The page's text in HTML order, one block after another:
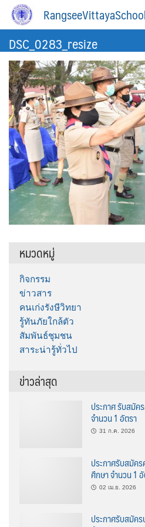
Skip
RangseeVittayaSchool
DSC_0283_resize
หมวดหมู่
กิจกรรม
ข่าวสาร
คนเก่งรังษีวิทยา
รู้ทันภัยใกล้ตัว
สัมพันธ์ชุมชน
สาระน่ารู้ทั่วไป
ข่าวล่าสุด
ประกาศ รับสมั
จำนวน 1 อัตรา
31 ก.ค. 2026
ประกาศรับสมัค
ศึกษา จำนวน 1
02 เม.ย. 2026
ประกาศรับสมัค